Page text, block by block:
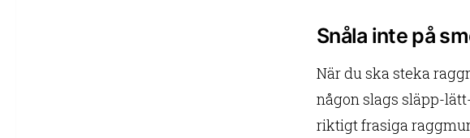
Snåla inte på
När du ska steka
någon slags släpp-
riktigt frasiga